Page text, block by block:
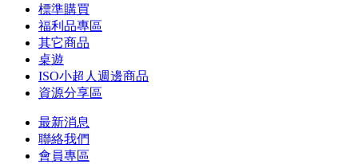
標準購買
福利品專區
其它商品
桌遊
ISO小超人週邊商品
資源分享區
最新消息
聯絡我們
會員專區